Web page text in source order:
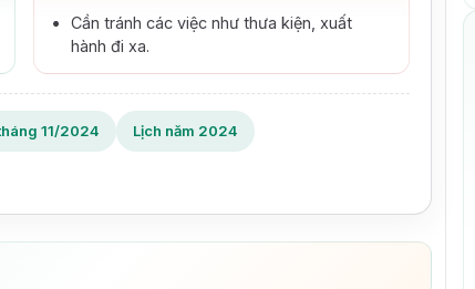
Cần tránh các việc như thưa kiện, xuất
hành đi xa.
11/2024 Lịch năm 2024